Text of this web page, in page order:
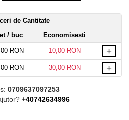
de Cantitate
/ buc Economisesti
RON 10,00 RON +
RON 30,00 RON +
0709637097253
+40742634996